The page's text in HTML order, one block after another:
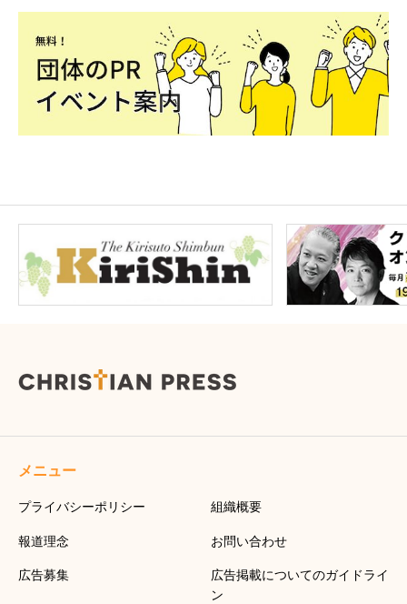
メニュー
プライバシーポリシー 組織概要
報道理念 お問い合わせ
広告募集
広告掲載についてのガイドライ
ン